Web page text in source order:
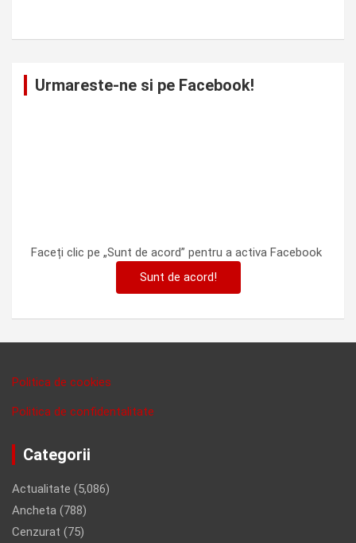
Urmareste-ne si pe Facebook!
Faceți clic pe „Sunt de acord” pentru a activa Facebook
Sunt de acord!
Politica de cookies
Politica de confidentalitate
Categorii
Actualitate (5,086)
Ancheta (788)
Cenzurat (75)